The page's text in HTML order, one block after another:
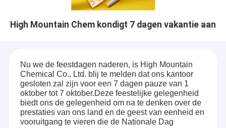
High Mountain Chem kondigt 7 dagen vakantie aan
Nu we de feestdagen naderen, is High Mountain
Chemical Co., Ltd. blij te melden dat ons kantoor
gesloten zal zijn voor een 7 dagen pauze van 1
oktober tot 7 oktober.Deze feestelijke gelegenheid
biedt ons de gelegenheid om na te denken over de
prestaties van ons land en de geest van eenheid en
vooruitgang te vieren die de Nationale Dag